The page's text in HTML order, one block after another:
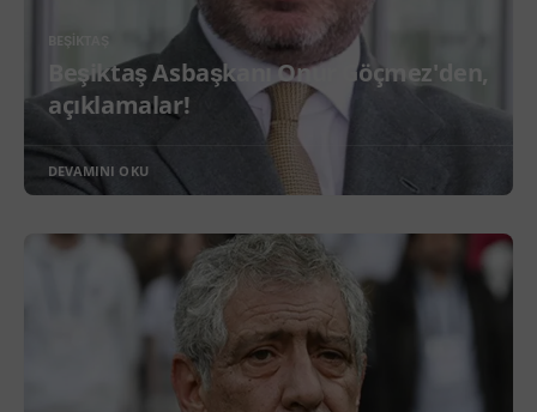
BEŞIKTAŞ
Beşiktaş Asbaşkanı Onur Göçmez'den,
açıklamalar!
DEVAMINI OKU